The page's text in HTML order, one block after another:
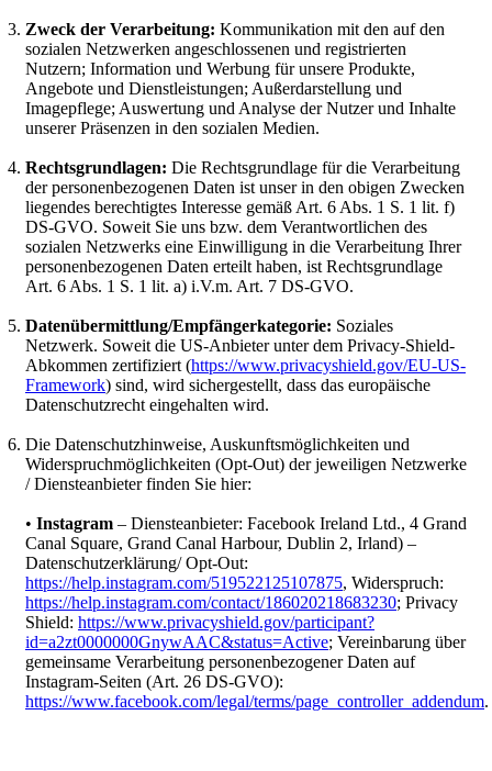
Zweck der Verarbeitung: Kommunikation mit den auf den
sozialen Netzwerken angeschlossenen und registrierten
Nutzern; Information und Werbung für unsere Produkte,
Angebote und Dienstleistungen; Außerdarstellung und
Imagepflege; Auswertung und Analyse der Nutzer und Inhalte
unserer Präsenzen in den sozialen Medien.
Rechtsgrundlagen: Die Rechtsgrundlage für die Verarbeitung
der personenbezogenen Daten ist unser in den obigen Zwecken
liegendes berechtigtes Interesse gemäß Art. 6 Abs. 1 S. 1 lit. f)
DS-GVO. Soweit Sie uns bzw. dem Verantwortlichen des
sozialen Netzwerks eine Einwilligung in die Verarbeitung Ihrer
personenbezogenen Daten erteilt haben, ist Rechtsgrundlage
Art. 6 Abs. 1 S. 1 lit. a) i.V.m. Art. 7 DS-GVO.
Datenübermittlung/Empfängerkategorie: Soziales
Netzwerk. Soweit die US-Anbieter unter dem Privacy-Shield-
Abkommen zertifiziert (https://www.privacyshield.gov/EU-US-
Framework) sind, wird sichergestellt, dass das europäische
Datenschutzrecht eingehalten wird.
Die Datenschutzhinweise, Auskunftsmöglichkeiten und
Widerspruchmöglichkeiten (Opt-Out) der jeweiligen Netzwerke
/ Diensteanbieter finden Sie hier:
• Instagram – Diensteanbieter: Facebook Ireland Ltd., 4 Grand
Canal Square, Grand Canal Harbour, Dublin 2, Irland) –
Datenschutzerklärung/ Opt-Out:
https://help.instagram.com/519522125107875, Widerspruch:
https://help.instagram.com/contact/186020218683230; Privacy
Shield: https://www.privacyshield.gov/participant?
id=a2zt0000000GnywAAC&status=Active; Vereinbarung über
gemeinsame Verarbeitung personenbezogener Daten auf
Instagram-Seiten (Art. 26 DS-GVO):
https://www.facebook.com/legal/terms/page_controller_addendum.